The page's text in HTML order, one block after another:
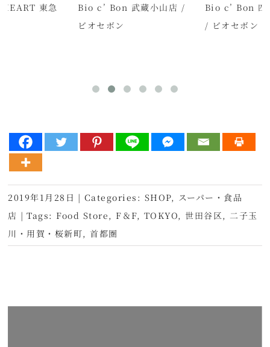
東急
Bio c’ Bon 武蔵小山店 /
ビオセボン
Bio c’ Bon 四
/ ビオセボン
2019年1月28日 | Categories: SHOP, スーパー・食品
店 | Tags: Food Store , F＆F, TOKYO,世田谷区 , 二子玉
川・用賀・桜新町, 首都圏